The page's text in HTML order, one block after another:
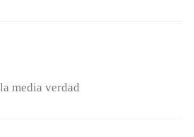
media verdad